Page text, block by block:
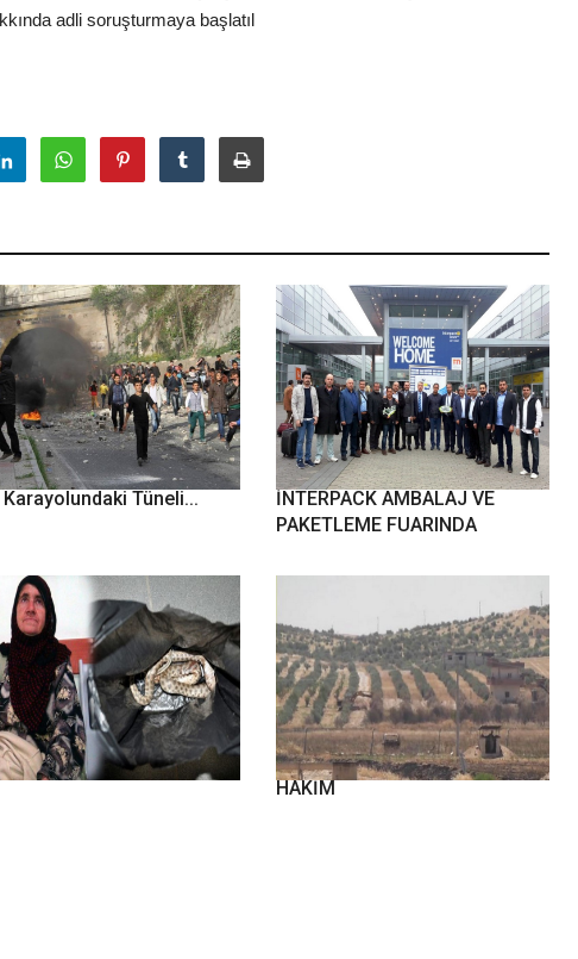
adli soruşturmaya başlatıl
Gaziantep-Şanlıurfa D-
Karayolundaki Tüneli...
NTO HEYETİ ALMANYA
İNTERPACK AMBALAJ VE
PAKETLEME FUARINDA
ısıran yılanı...
CARABLUSTA SESSİZLİK
HAKİM